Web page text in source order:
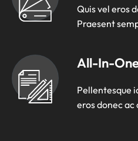
Quis vel eros
Praesent
All-In-
Pellentesque
eros donec